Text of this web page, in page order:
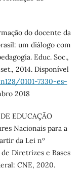
do docente da
um diálogo com
Educ. Soc.,
2014. Disponível
0101-7330-es-
2018
EDUCAÇÃO
Nacionais para a
da Lei nº
Diretrizes e Bases
CNE, 2020.